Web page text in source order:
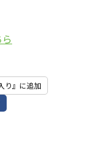
り』に追加